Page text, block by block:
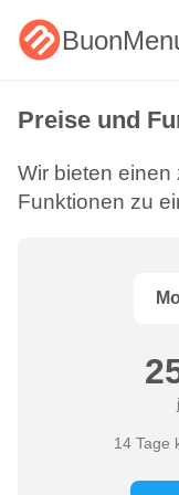
Preise und
Wir bieten einen
Funktionen zu
14 Tage